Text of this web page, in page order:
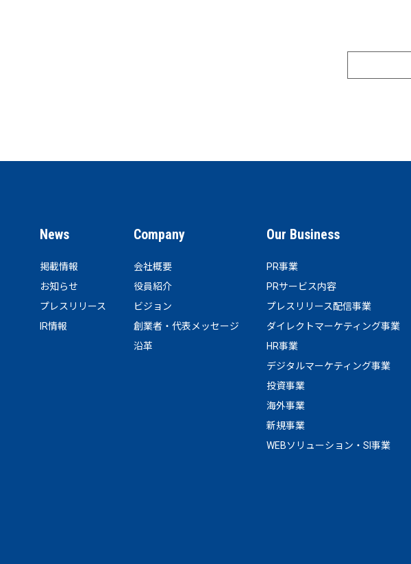
News
掲載情報
お知らせ
プレスリリース
IR情報
Company
会社概要
役員紹介
ビジョン
創業者・代表メッセージ
沿革
Our Business
PR事業
PRサービス内容
プレスリリース配信事業
ダイレクトマーケティング事業
HR事業
デジタルマーケティング事業
投資事業
海外事業
新規事業
WEBソリューション・SI事業